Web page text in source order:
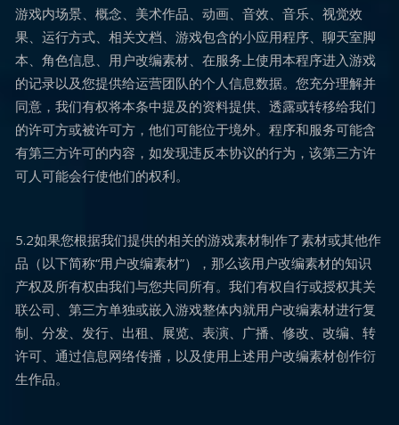
游戏内场景、概念、美术作品、动画、音效、音乐、视觉效
果、运行方式、相关文档、游戏包含的小应用程序、聊天室脚
本、角色信息、用户改编素材、在服务上使用本程序进入游戏
的记录以及您提供给运营团队的个人信息数据。您充分理解并
同意，我们有权将本条中提及的资料提供、透露或转移给我们
的许可方或被许可方，他们可能位于境外。程序和服务可能含
有第三方许可的内容，如发现违反本协议的行为，该第三方许
可人可能会行使他们的权利。
5.2如果您根据我们提供的相关的游戏素材制作了素材或其他作
品（以下简称“用户改编素材”），那么该用户改编素材的知识
产权及所有权由我们与您共同所有。我们有权自行或授权其关
联公司、第三方单独或嵌入游戏整体内就用户改编素材进行复
制、分发、发行、出租、展览、表演、广播、修改、改编、转
许可、通过信息网络传播，以及使用上述用户改编素材创作衍
生作品。